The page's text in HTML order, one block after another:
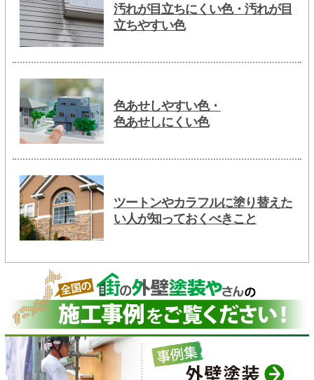
汚れが目立ちにくい色・汚れが目
立ちやすい色
色あせしやすい色・
色あせしにくい色
ツートンやカラフルに塗り替えた
い人が知っておくべきこと